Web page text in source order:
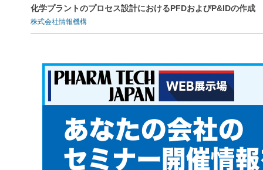
化学プラントのプロセス設計におけるPFDおよびP&IDの作成
株式会社情報機構